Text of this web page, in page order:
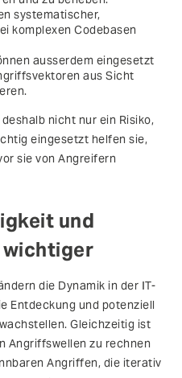
systematischer,
komplexen Codebasen
ausserdem eingesetzt
aus Sicht
nicht nur ein Risiko,
eingesetzt helfen sie,
sie von Angreifern
und
wichtiger
die Dynamik in der IT-
Entdeckung und potenziell
Gleichzeitig ist
Angriffswellen zu rechnen
Angriffen, die iterativ